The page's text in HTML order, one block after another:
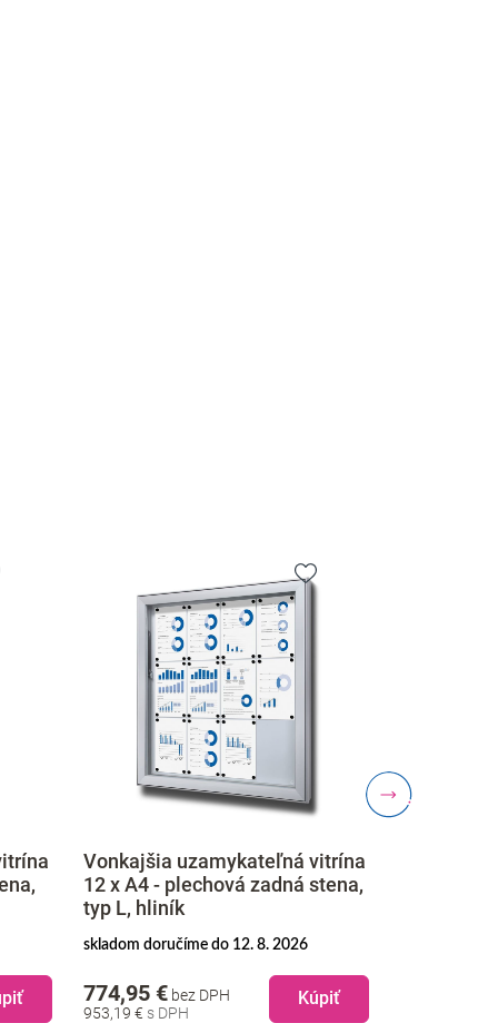
Vonkajšia uzamykateľná vitrína
15 x A4 - plechová zadná stena,
typ L, hliník
na objednávku doručíme do 9. 9. 2026
1 014,69 €
824,95 € bez DPH Kúpiť